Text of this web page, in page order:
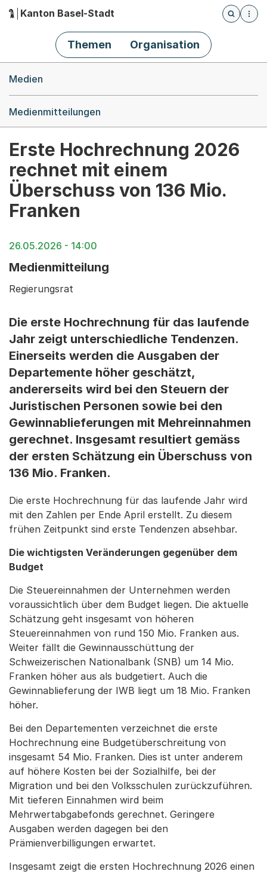
Hauptnavigation
Kanton Basel-Stadt
Öffnet
Themen Organisation
Medien
Medienmitteilungen
Erste Hochrechnung 2026
rechnet mit einem
Überschuss von 136 Mio.
Franken
26.05.2026 - 14:00
Medienmitteilung
Regierungsrat
Die erste Hochrechnung für das laufende
Jahr zeigt unterschiedliche Tendenzen.
Einerseits werden die Ausgaben der
Departemente höher geschätzt,
andererseits wird bei den Steuern der
Juristischen Personen sowie bei den
Gewinnablieferungen mit Mehreinnahmen
gerechnet. Insgesamt resultiert gemäss
der ersten Schätzung ein Überschuss von
136 Mio. Franken.
Die erste Hochrechnung für das laufende Jahr wird
mit den Zahlen per Ende April erstellt. Zu diesem
frühen Zeitpunkt sind erste Tendenzen absehbar.
Die wichtigsten Veränderungen gegenüber dem
Budget
Die Steuereinnahmen der Unternehmen werden
voraussichtlich über dem Budget liegen. Die aktuelle
Schätzung geht insgesamt von höheren
Steuereinnahmen von rund 150 Mio. Franken aus.
Weiter fällt die Gewinnausschüttung der
Schweizerischen Nationalbank (SNB) um 14 Mio.
Franken höher aus als budgetiert. Auch die
Gewinnablieferung der IWB liegt um 18 Mio. Franken
höher.
Bei den Departementen verzeichnet die erste
Hochrechnung eine Budgetüberschreitung von
insgesamt 54 Mio. Franken. Dies ist unter anderem
auf höhere Kosten bei der Sozialhilfe, bei der
Migration und bei den Volksschulen zurückzuführen.
Mit tieferen Einnahmen wird beim
Mehrwertabgabefonds gerechnet. Geringere
Ausgaben werden dagegen bei den
Prämienverbilligungen erwartet.
Insgesamt zeigt die ersten Hochrechnung 2026 einen